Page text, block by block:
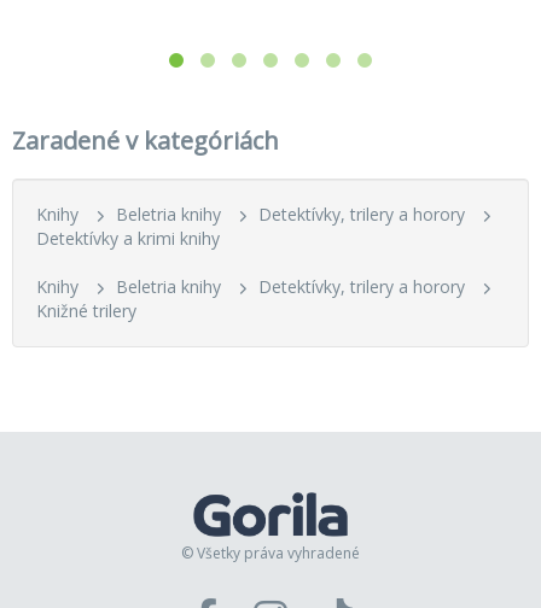
Zaradené v kategóriách
Knihy Beletria knihy
Detektívky, trilery a horory
Detektívky a krimi knihy
Knihy Beletria knihy
Detektívky, trilery a horory
Knižné trilery
© Všetky práva vyhradené